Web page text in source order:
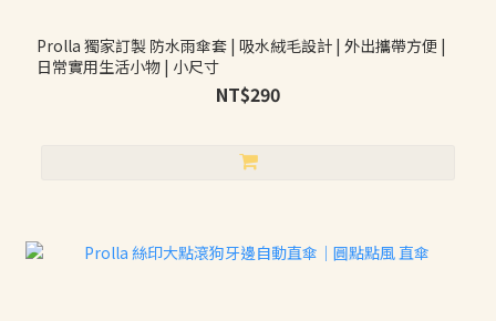
Prolla 獨家訂製 防水雨傘套 | 吸水絨毛設計 | 外出攜帶方便 |
日常實用生活小物 | 小尺寸
NT$290